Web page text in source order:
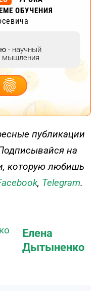
ОБУЧЕНИЯ
- научный
мышления
публикации
на
которую любишь
, Telegram.
Елена
Дытыненко